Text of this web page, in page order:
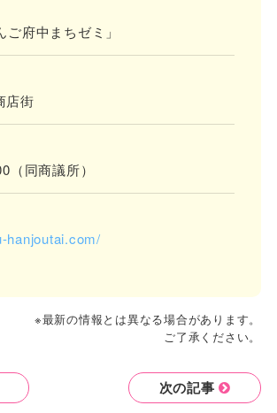
ご府中まちゼミ」
店街
（同商議所）
hanjoutai.com/
※最新の情報とは異なる場合があります。
ご了承ください。
次の記事